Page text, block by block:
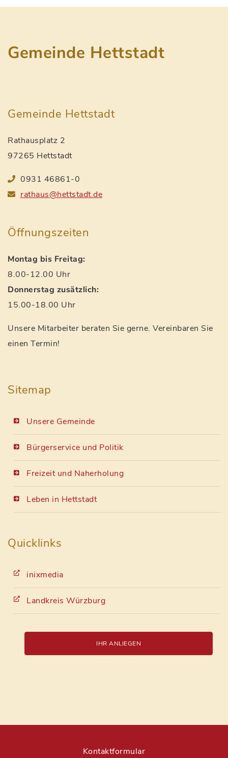
Gemeinde Hettstadt
Gemeinde Hettstadt
Rathausplatz 2
97265 Hettstadt
0931 46861-0
rathaus@hettstadt.de
Öffnungszeiten
Montag bis Freitag:
8.00-12.00 Uhr
Donnerstag zusätzlich:
15.00-18.00 Uhr
Unsere Mitarbeiter beraten Sie gerne. Vereinbaren Sie
einen Termin!
Sitemap
Unsere Gemeinde
Bürgerservice und Politik
Freizeit und Naherholung
Leben in Hettstadt
Quicklinks
inixmedia
Landkreis Würzburg
IHR ANLIEGEN
Kontaktformular